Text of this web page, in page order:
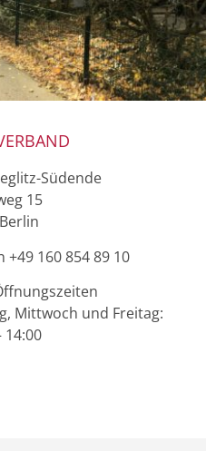
Südende
15
‭+49 160 854 89 10‬
Mittwoch und Freitag:
14:00